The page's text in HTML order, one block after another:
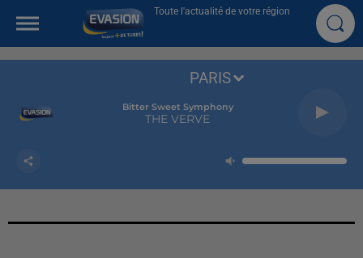
Toute l'actualité de votre région
Bitter Sweet Symphony
THE VERVE
PARIS